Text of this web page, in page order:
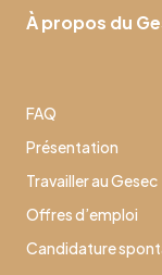
À propos du
FAQ
Présentation
Travailler au Gesec
Offres d’emploi
Candidature